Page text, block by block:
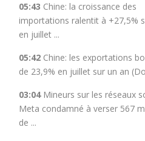
05:43 Chine: la croissance des
importations ralentit à +27,5%
en juillet ...
05:42 Chine: les exportations
de 23,9% en juillet sur un an
03:04 Mineurs sur les réseaux
Meta condamné à verser 567
de ...